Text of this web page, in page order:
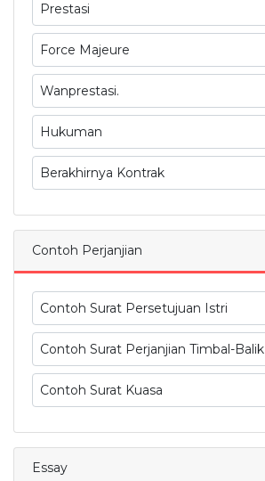
Prestasi
Force Majeure
Wanprestasi.
Hukuman
Berakhirnya Kontrak
Contoh Perjanjian
Contoh Surat Persetujuan Istri
Contoh Surat Perjanjian Timbal-Balik
Contoh Surat Kuasa
Essay